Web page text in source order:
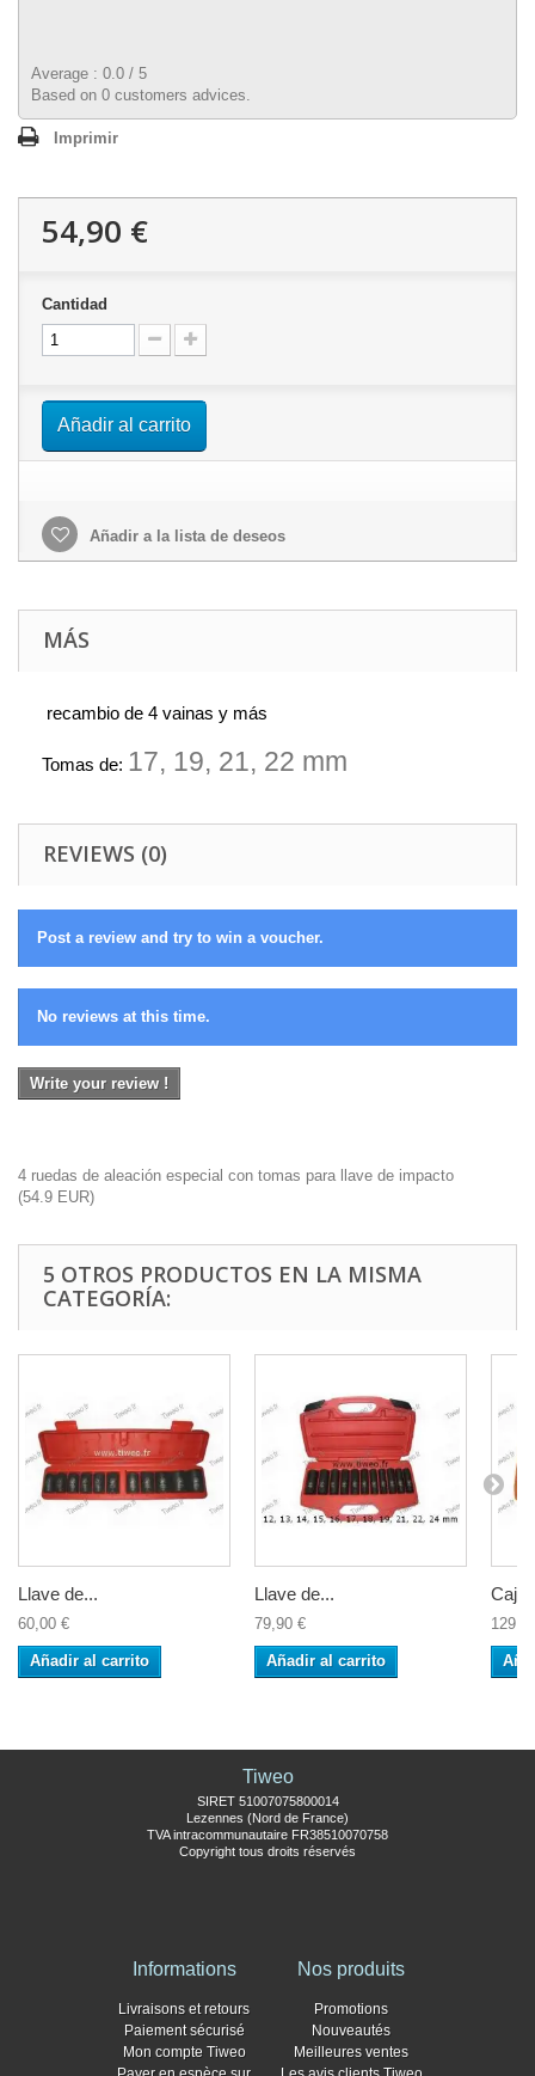
Average : 0.0 / 5
Based on 0 customers advices.
Imprimir
54,90 €
Cantidad
Añadir al carrito
Añadir a la lista de deseos
MÁS
recambio de 4 vainas y más
Tomas de: 17, 19, 21, 22 mm
REVIEWS (0)
Post a review and try to win a voucher.
No reviews at this time.
Write your review !
4 ruedas de aleación especial con tomas para llave de impacto
(54.9 EUR)
5 OTROS PRODUCTOS EN LA MISMA
CATEGORÍA:
Llave de...
60,00 €
Añadir al carrito
Llave de...
79,90 €
Añadir al carrito
Caja
Tiweo
SIRET 51007075800014
Lezennes (Nord de France)
TVA intracommunautaire FR38510070758
Copyright tous droits réservés
Informations
Livraisons et retours
Paiement sécurisé
Mon compte Tiweo
Nos produits
Promotions
Nouveautés
Meilleures ventes